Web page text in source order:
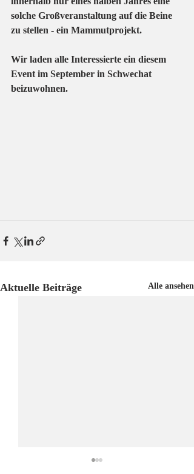
solche Großveranstaltung auf die Beine
zu stellen - ein Mammutprojekt.
Wir laden alle Interessierte ein diesem
Event im September in Schwechat
beizuwohnen.
Aktuelle Beiträge Alle ansehen